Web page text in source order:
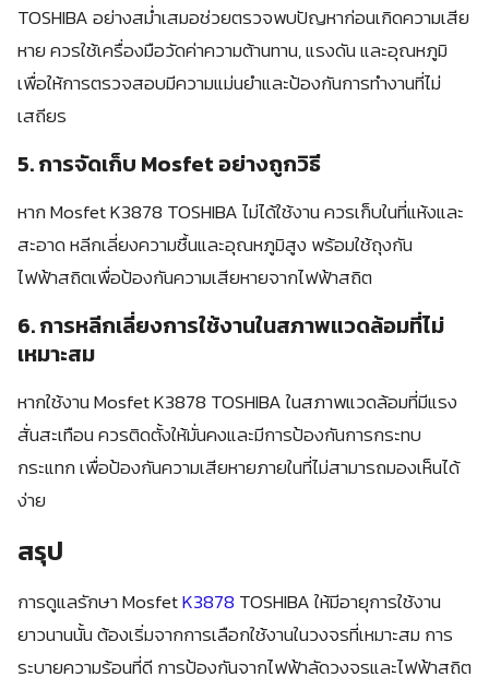
TOSHIBA อย่างสม่ำเสมอช่วยตรวจพบปัญหาก่อนเกิดความเสีย
หาย ควรใช้เครื่องมือวัดค่าความต้านทาน, แรงดัน และอุณหภูมิ
เพื่อให้การตรวจสอบมีความแม่นยำและป้องกันการทำงานที่ไม่
เสถียร
5. การจัดเก็บ Mosfet อย่างถูกวิธี
หาก Mosfet K3878 TOSHIBA ไม่ได้ใช้งาน ควรเก็บในที่แห้งและ
สะอาด หลีกเลี่ยงความชื้นและอุณหภูมิสูง พร้อมใช้ถุงกัน
ไฟฟ้าสถิตเพื่อป้องกันความเสียหายจากไฟฟ้าสถิต
6. การหลีกเลี่ยงการใช้งานในสภาพแวดล้อมที่ไม่
เหมาะสม
หากใช้งาน Mosfet K3878 TOSHIBA ในสภาพแวดล้อมที่มีแรง
สั่นสะเทือน ควรติดตั้งให้มั่นคงและมีการป้องกันการกระทบ
กระแทก เพื่อป้องกันความเสียหายภายในที่ไม่สามารถมองเห็นได้
ง่าย
สรุป
การดูแลรักษา MosfetK3878 TOSHIBA ให้มีอายุการใช้งาน
ยาวนานนั้น ต้องเริ่มจากการเลือกใช้งานในวงจรที่เหมาะสม การ
ระบายความร้อนที่ดี การป้องกันจากไฟฟ้าลัดวงจรและไฟฟ้าสถิต